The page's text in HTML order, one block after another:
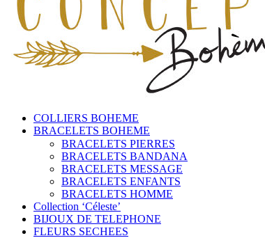
COLLIERS BOHEME
BRACELETS BOHEME
BRACELETS PIERRES
BRACELETS BANDANA
BRACELETS MESSAGE
BRACELETS ENFANTS
BRACELETS HOMME
Collection ‘Céleste’
BIJOUX DE TELEPHONE
FLEURS SECHEES